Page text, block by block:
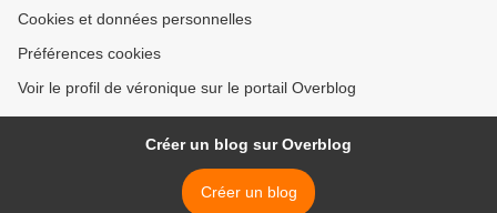
Cookies et données personnelles
Préférences cookies
Voir le profil de véronique sur le portail Overblog
Créer un blog sur Overblog
Créer un blog